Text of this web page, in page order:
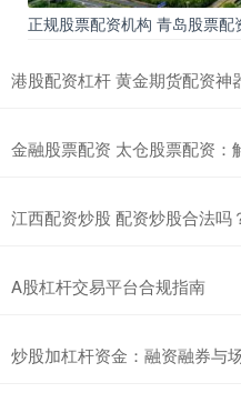
正规股票配资机构 青岛股票
港股配资杠杆 黄金期货配资神
金融股票配资 太仓股票配资
江西配资炒股 配资炒股合法吗
A股杠杆交易平台合规指南
炒股加杠杆资金：融资融券与